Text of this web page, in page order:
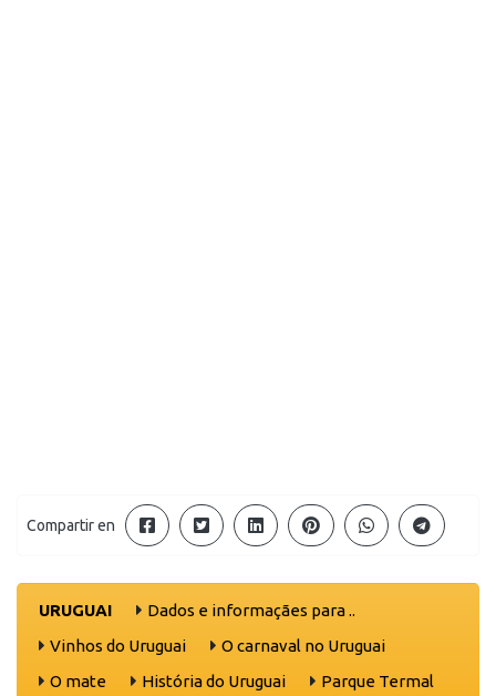
Compartir en
URUGUAI
Dados e informaçães para ..
Vinhos do Uruguai
O carnaval no Uruguai
O mate
História do Uruguai Parque Termal